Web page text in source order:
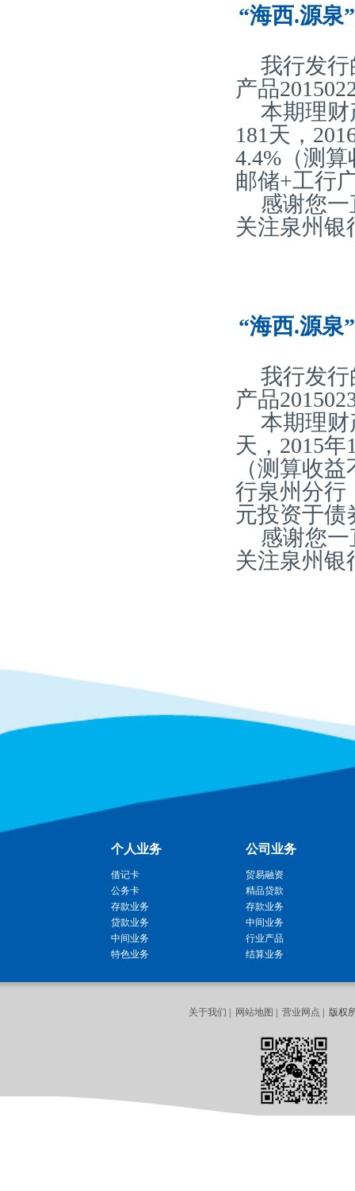
“海西.源泉
我行发行
产品
本期理财
181天，
4.4%（测
邮储+工行
感谢您
关注泉州银
“海西.源泉
我行发行
产品
本期理财
天，2015
（测算收
行泉州分行
元投资于债
感谢您
关注泉州银
个人业务
借记卡
公务卡
存款业务
贷款业务
中间业务
特色业务
公司业务
贸易融资
精品贷款
存款业务
中间业务
行业产品
结算业务
关于我们 网站地图 营业网点 | 版权